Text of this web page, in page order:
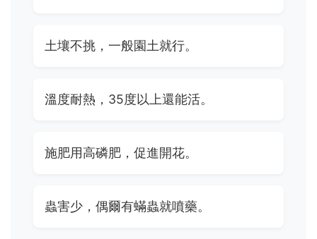
土壤不挑，一般園土就行。
溫度耐熱，35度以上還能活。
施肥用高磷肥，促進開花。
蟲害少，偶爾有蟎蟲就噴藥。